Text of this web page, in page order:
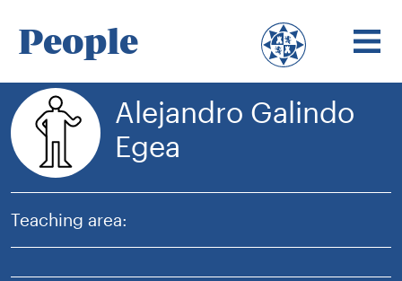
People
Alejandro Galindo
Egea
Teaching area: